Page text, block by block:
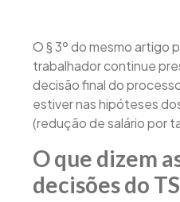
O § 3º do mesmo artigo
trabalhador continue
decisão final do
estiver nas hipóteses
(redução de salário por
O que dizem
decisões do